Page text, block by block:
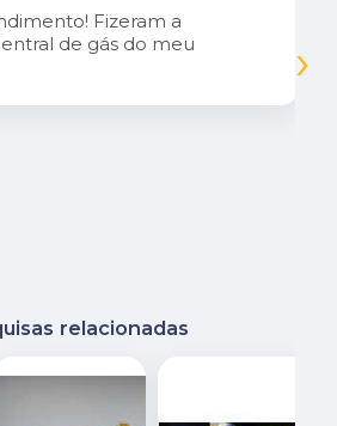
Fizeram a
de gás do meu
›
relacionadas